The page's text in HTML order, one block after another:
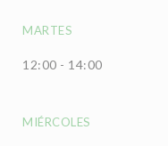
MARTES
12:00 - 14:00
MIÉRCOLES